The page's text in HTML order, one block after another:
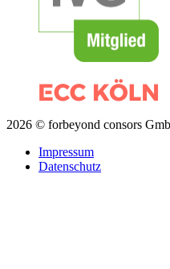
2026 © forbeyond consors
Impressum
Datenschutz